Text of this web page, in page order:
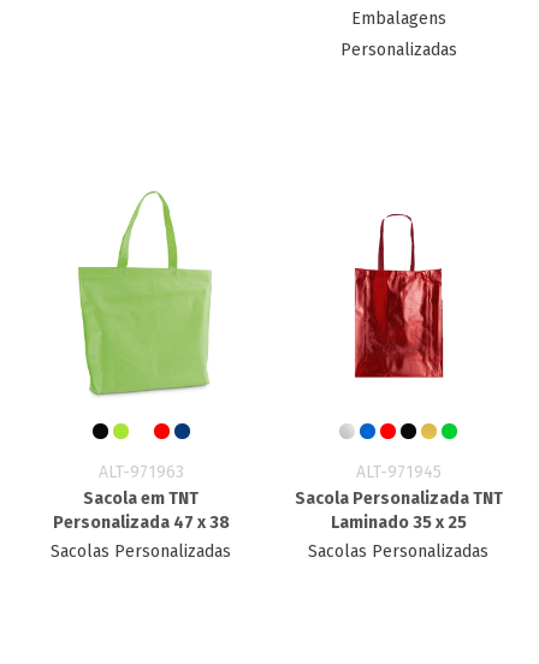
Embalagens
Personalizadas
ALT-971963
Sacola em TNT
Personalizada 47 x 38
Sacolas Personalizadas
ALT-971945
Sacola Personalizada TNT​
Laminado 35 x 25
Sacolas Personalizadas